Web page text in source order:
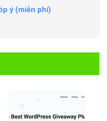
ý (miễn phí)